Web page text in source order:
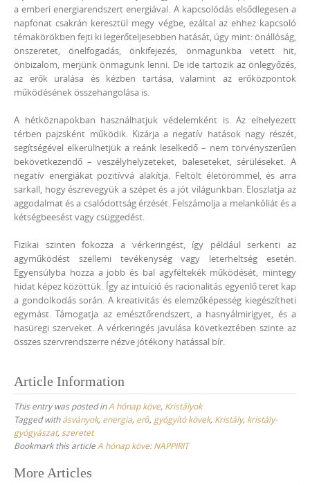
a emberi energiarendszert energiával. A kapcsolódás elsődlegesen a
napfonat csakrán keresztül megy végbe, ezáltal az ehhez kapcsoló
témakörökben fejti ki legerőteljesebben hatását, úgy mint: önállóság,
önszeretet, önelfogadás, önkifejezés, önmagunkba vetett hit,
önbizalom, merjünk önmagunk lenni. De ide tartozik az önlegyőzés,
az erők uralása és kézben tartása, valamint az erőközpontok
működésének összehangolása is.
A hétköznapokban használhatjuk védelemként is. Az elhelyezett
térben pajzsként működik. Kizárja a negatív hatások nagy részét,
segítségével elkerülhetjük a reánk leselkedő – nem törvényszerűen
bekövetkezendő – veszélyhelyzeteket, baleseteket, sérüléseket. A
negatív energiákat pozitívvá alakítja. Feltölt életörömmel, és arra
sarkall, hogy észrevegyük a szépet és a jót világunkban. Eloszlatja az
aggodalmat és a csalódottság érzését. Felszámolja a melankóliát és a
kétségbeesést vagy csüggedést.
Fizikai szinten fokozza a vérkeringést, így például serkenti az
agyműködést szellemi tevékenység vagy leterheltség esetén.
Egyensúlyba hozza a jobb és bal agyféltekék működését, mintegy
hidat képez közöttük. Így az intuíció és racionalitás egyenlő teret kap
a gondolkodás során. A kreativitás és elemzőképesség kiegészítheti
egymást. Támogatja az emésztőrendszert, a hasnyálmirigyet, és a
hasüregi szerveket. A vérkeringés javulása következtében szinte az
összes szervrendszerre nézve jótékony hatással bír.
Article Information
This entry was posted inA hónap köve, Kristályok
Tagged withásványok, energia, erő, gyógyító kövek, Kristály, kristály-
gyógyászat, szeretet
Bookmark this article A hónap köve: NAPPIRIT
Post
More Articles